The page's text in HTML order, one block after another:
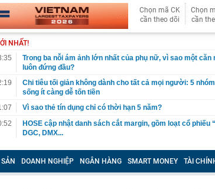
Chọn mã CK
cần theo dõi
Chọn
cần
NHẤT!
Trong ba nỗi ám ảnh lớn nhất của phụ nữ, vì sao một căn
luôn đứng đầu?
Chi tiêu tối giản không dành cho tất cả mọi người: 5
sống ít càng dễ tốn tiền
Vì sao thẻ tín dụng chỉ có thời hạn 5 năm?
HOSE cập nhật danh sách cắt margin, gồm loạt cổ phiếu
DGC, DMX...
Tiền lớn bất ngờ trở lại, khối ngoại tung 2.200 tỷ đồng
phiếu Việt Nam chỉ trong 5 phiên
Một doanh nghiệp thép với 2.700 lao động đang nợ Trung
DOANH NGHIỆP NGÂN HÀNG SMART MONEY TÀI